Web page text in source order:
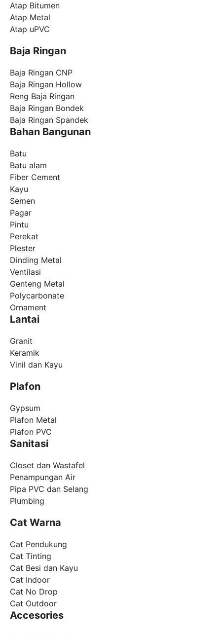
Atap Bitumen
Atap Metal
Atap uPVC
Baja Ringan
Baja Ringan CNP
Baja Ringan Hollow
Reng Baja Ringan
Baja Ringan Bondek
Baja Ringan Spandek
Bahan Bangunan
Batu
Batu alam
Fiber Cement
Kayu
Semen
Pagar
Pintu
Perekat
Plester
Dinding Metal
Ventilasi
Genteng Metal
Polycarbonate
Ornament
Lantai
Granit
Keramik
Vinil dan Kayu
Plafon
Gypsum
Plafon Metal
Plafon PVC
Sanitasi
Closet dan Wastafel
Penampungan Air
Pipa PVC dan Selang
Plumbing
Cat Warna
Cat Pendukung
Cat Tinting
Cat Besi dan Kayu
Cat Indoor
Cat No Drop
Cat Outdoor
Accesories